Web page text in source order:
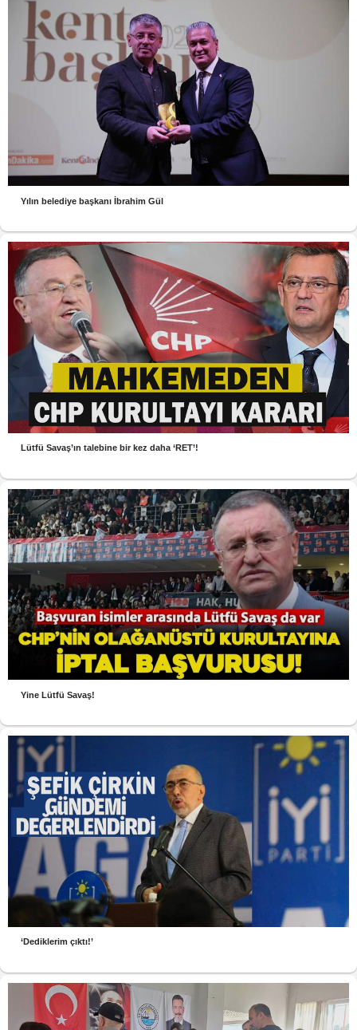
Yılın belediye başkanı İbrahim Gül
Lütfü Savaş’ın talebine bir kez daha ‘RET’!
Yine Lütfü Savaş!
‘Dediklerim çıktı!’